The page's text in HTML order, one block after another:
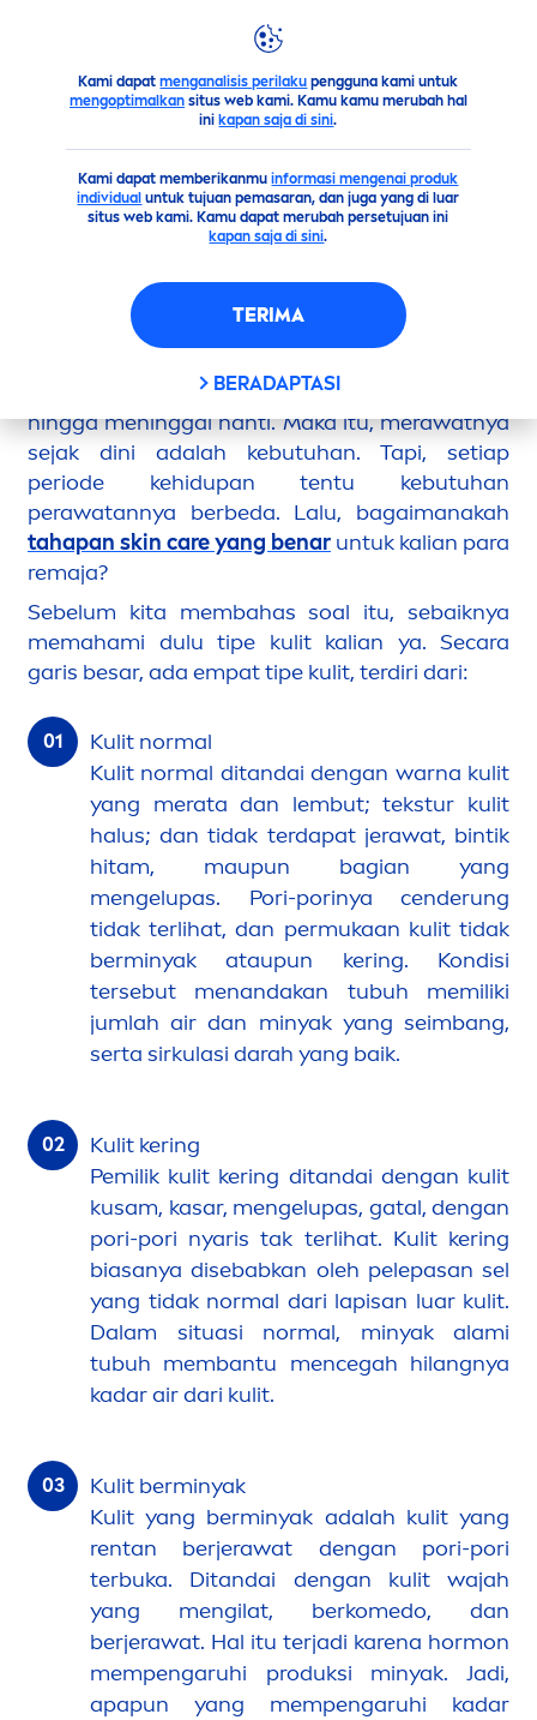
Kami dapatmenganalisis perilaku pengguna kami untuk
mengoptimalkansitus web kami. Kamu kamu merubah hal
ini kapan saja di sini.
Kami dapat memberikanmuinformasi mengenai produk
individual untuk tujuan pemasaran, dan juga yang di luar
situs web kami. Kamu dapat merubah persetujuan ini
kapan saja di sini.
TERIMA
BERADAPTASI
Saran Banyak Remaja Yang Belum Tahu Tahapan
BANYAK REMAJA YANG
BELUM TAHU TAHAPAN
SKINCAREYANG BENAR
terpenting yang melindungi kita sejak bayi
hinggameninggal nanti. Maka itu, merawatnya
sejak dini adalah kebutuhan. Tapi, setiap
periode kehidupan tentu kebutuhan
perawatannya berbeda. Lalu, bagaimanakah
tahapan skin careyang benar untuk kalian para
remaja?
Sebelum kita membahas soal itu, sebaiknya
memahami dulu tipe kulit kalian ya. Secara
garis besar, ada empat tipe kulit, terdiri dari:
Kulit normal
Kulit normal ditandai dengan warna kulit
yang merata dan lembut; tekstur kulit
halus; dan tidak terdapat jerawat, bintik
hitam, maupun bagian yang
mengelupas. Pori-porinya cenderung
tidak terlihat, dan permukaan kulit tidak
berminyak ataupun kering. Kondisi
tersebut menandakan tubuh memiliki
jumlah air dan minyak yang seimbang,
serta sirkulasi darah yang baik.
Kulit kering
Pemilik kulit kering ditandai dengan kulit
kusam, kasar, mengelupas, gatal, dengan
pori-pori nyaris tak terlihat. Kulit kering
biasanya disebabkan oleh pelepasan sel
yang tidak normal dari lapisan luar kulit.
Dalam situasi normal, minyak alami
tubuh membantu mencegah hilangnya
kadar air dari kulit.
Kulit berminyak
Kulit yang berminyak adalah kulit yang
rentan berjerawat dengan pori-pori
terbuka. Ditandai dengan kulit wajah
yang mengilat, berkomedo, dan
berjerawat. Hal itu terjadi karena hormon
mempengaruhi produksi minyak. Jadi,
apapun yang mempengaruhi kadar